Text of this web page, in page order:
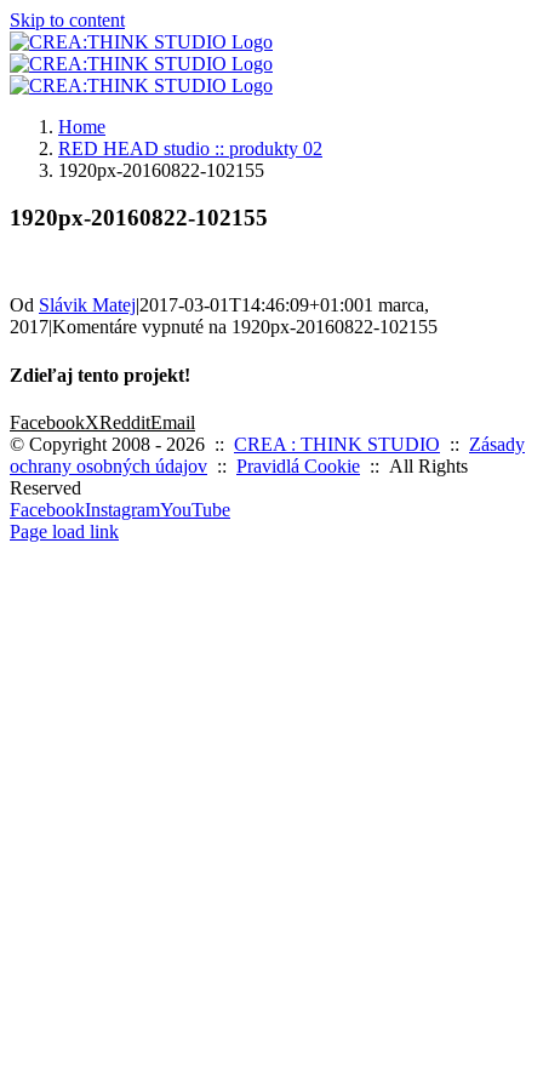
Skip to content
Home
RED HEAD studio :: produkty 02
1920px-20160822-102155
1920px-20160822-102155
Od Slávik Matej|2017-03-01T14:46:09+01:001 marca,
2017|Komentáre vypnuté na 1920px-20160822-102155
Zdieľaj tento projekt!
FacebookXRedditEmail
© Copyright 2008 - 2026 :: CREA : THINK STUDIO :: Zásady
ochrany osobných údajov :: Pravidlá Cookie :: All Rights
Reserved
FacebookInstagramYouTube
Page load link